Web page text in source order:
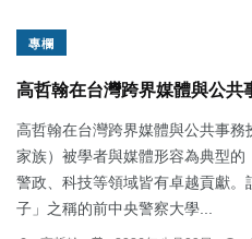
專欄
高哲翰在台灣跨界媒體與公共
高哲翰在台灣跨界媒體與公共事
家族）被學者與媒體形容為典型的
警政、科技等領域皆有卓越貢獻
子」之稱的前中央警察大學...